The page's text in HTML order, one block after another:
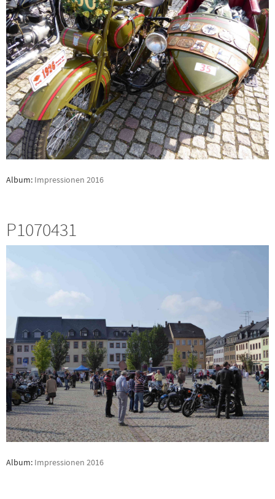
Album: Impressionen 2016
P1070431
Album: Impressionen 2016